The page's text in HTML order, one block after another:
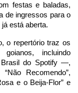
festas e baladas,
de ingressos para o
está aberta.
o repertório traz os
incluindo
do Spotify —,
Recomendo”,
e o Beija-Flor” e